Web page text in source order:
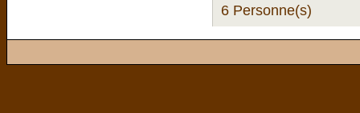
6 Personne(s)